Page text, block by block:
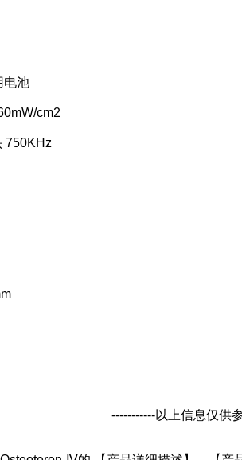
电池
cm2
750KHz
-----------以上信息仅供